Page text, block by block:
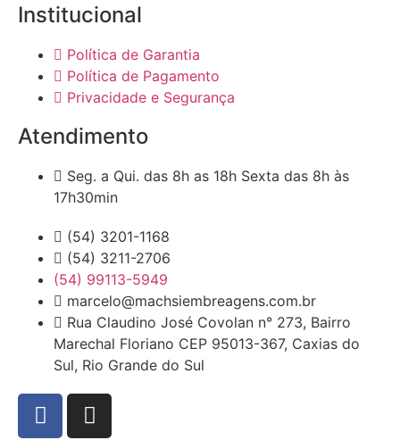
Institucional
Política de Garantia
Política de Pagamento
Privacidade e Segurança
Atendimento
Seg. a Qui. das 8h as 18h Sexta das 8h às
17h30min
(54) 3201-1168
(54) 3211-2706
(54) 99113-5949
marcelo@machsiembreagens.com.br
Rua Claudino José Covolan n° 273, Bairro
Marechal Floriano CEP 95013-367, Caxias do
Sul, Rio Grande do Sul